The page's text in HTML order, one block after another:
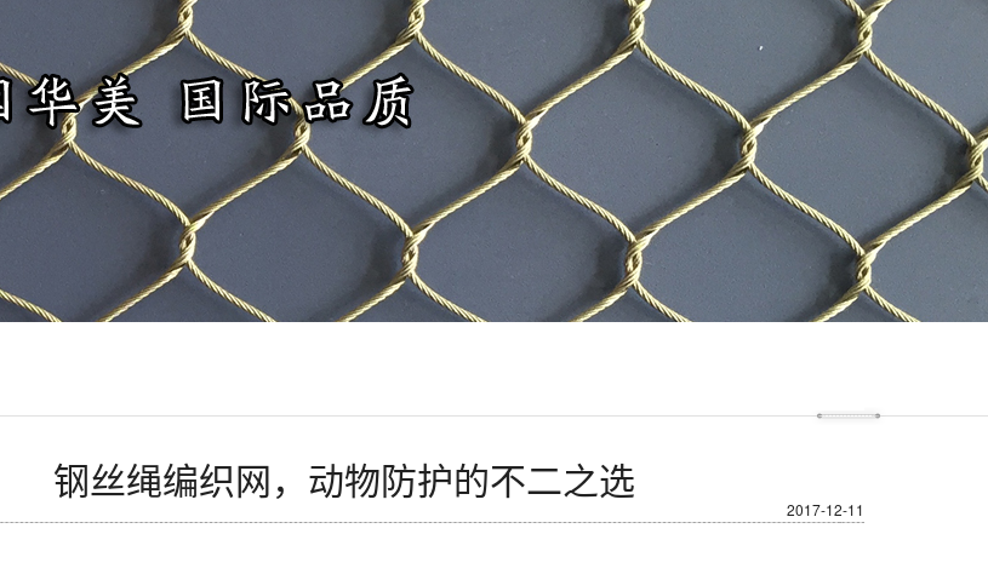
钢丝绳编织网，动物防护的不二之选
2017-12-11